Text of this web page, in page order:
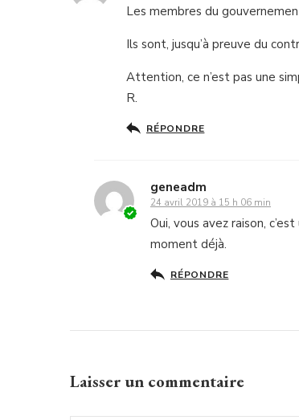
Les membres du
Ils sont, jusqu’à preuve du
Attention, ce n’est pas une
R.
RÉPONDRE
geneadm
24 avril 2019 à 15 h 06 min
Oui, vous avez raison,
moment déjà.
RÉPONDRE
Laisser un commentaire